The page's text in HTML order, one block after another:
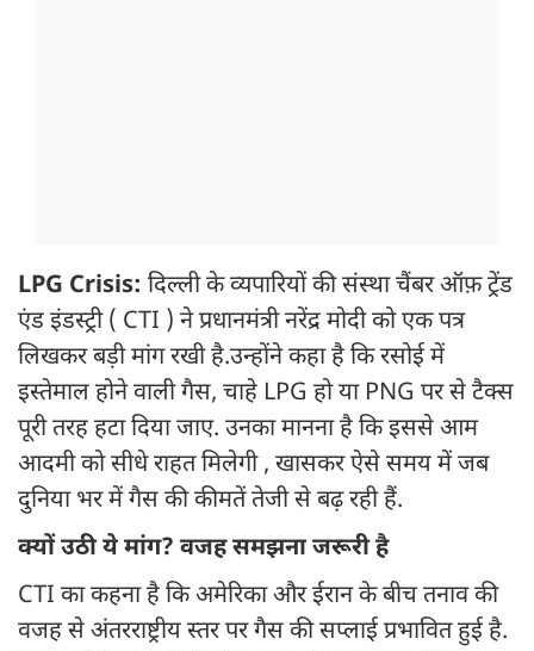
LPG Crisis: दिल्ली के व्यपारियों की संस्था चैंबर ऑफ़ ट्रेंड
एंड इंडस्ट्री ( CTI ) ने प्रधानमंत्री नरेंद्र मोदी को एक पत्र
लिखकर बड़ी मांग रखी है.उन्होंने कहा है कि रसोई में
इस्तेमाल होने वाली गैस, चाहे LPG हो या PNG पर से टैक्स
पूरी तरह हटा दिया जाए. उनका मानना है कि इससे आम
आदमी को सीधे राहत मिलेगी , खासकर ऐसे समय में जब
दुनिया भर में गैस की कीमतें तेजी से बढ़ रही हैं.
क्यों उठी ये मांग? वजह समझना जरूरी है
CTI का कहना है कि अमेरिका और ईरान के बीच तनाव की
वजह से अंतरराष्ट्रीय स्तर पर गैस की सप्लाई प्रभावित हुई है.